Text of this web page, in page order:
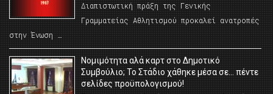
Διαπιστωτική πράξη της Γενικής
Γραμματείας Αθλητισμού προκαλεί ανατροπές
στην Ένωση …
Νομιμότητα αλά καρτ στο Δημοτικό
Συμβούλιο; Το Στάδιο χάθηκε μέσα σε… πέντε
σελίδες προϋπολογισμού!